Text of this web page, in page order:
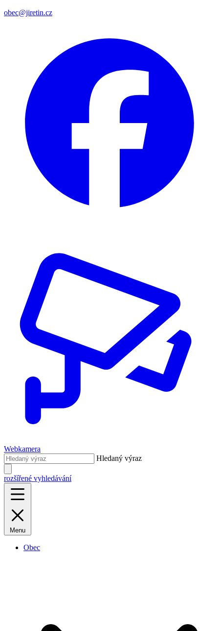
obec@jiretin.cz
Webkamera
Hledaný výraz
rozšířené vyhledávání
Menu
Obec